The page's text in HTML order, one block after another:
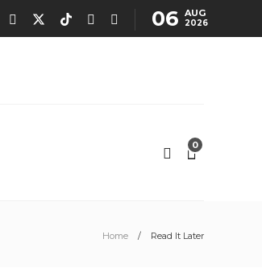
06 AUG
2026
0
Home Read It Later